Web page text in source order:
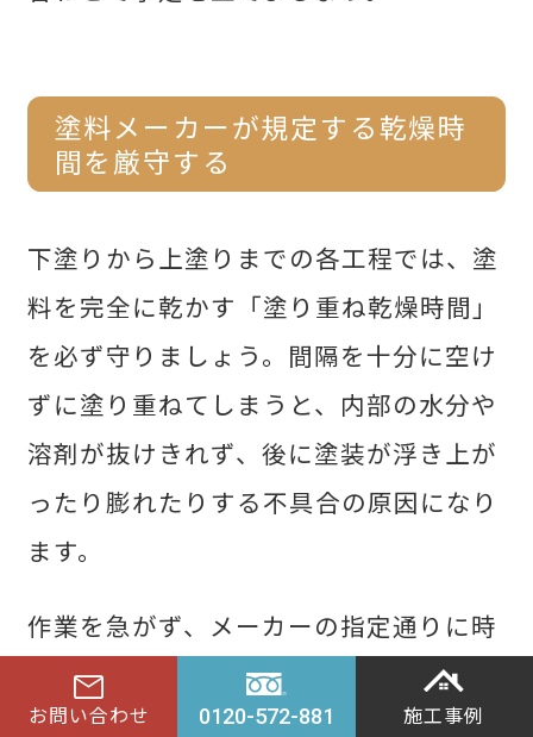
0120-572-881
mail
お問い合わせ 施工事例
塗料メーカーが規定する乾燥時
間を厳守する
下塗りから上塗りまでの各工程では、塗
料を完全に乾かす「塗り重ね乾燥時間」
を必ず守りましょう。間隔を十分に空け
ずに塗り重ねてしまうと、内部の水分や
溶剤が抜けきれず、後に塗装が浮き上が
ったり膨れたりする不具合の原因になり
ます。
作業を急がず、メーカーの指定通りに時
間を置くことで、塗料本来の性能を引き
出せます。
arrow_upward